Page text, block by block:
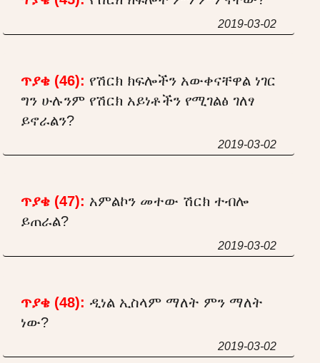
2019-03-02
ጥያቄ (46): የሽርክ ክፍሎችን አውቀናቸዋል ነገር
ግን ሁሉንም የሽርክ አይነቶችን የሚገልፅ ገለፃ
ይኖራልን?
2019-03-02
ጥያቄ (47): አምልኮን መተው ሽርክ ተብሎ
ይጠራል?
2019-03-02
ጥያቄ (48): ዲነል ኢስላም ማለት ምን ማለት
ነው?
2019-03-02